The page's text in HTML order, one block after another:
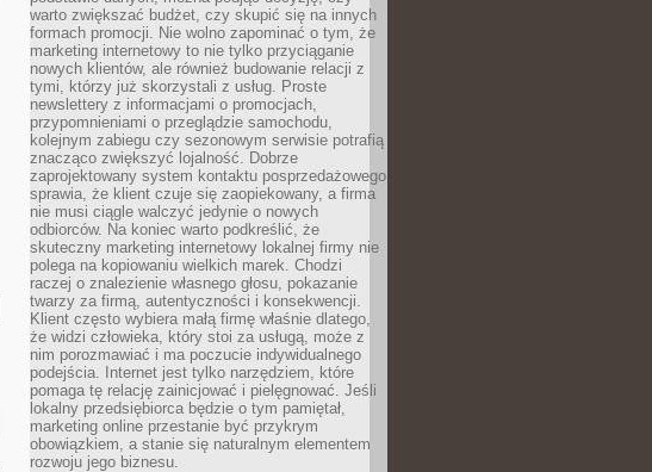
warto zwiększać budżet, czy skupić się na innych
formach promocji. Nie wolno zapominać o tym, że
marketing internetowy to nie tylko przyciąganie
nowych klientów, ale również budowanie relacji z
tymi, którzy już skorzystali z usług. Proste
newslettery z informacjami o promocjach,
przypomnieniami o przeglądzie samochodu,
kolejnym zabiegu czy sezonowym serwisie potrafią
znacząco zwiększyć lojalność. Dobrze
zaprojektowany system kontaktu posprzedażowego
sprawia, że klient czuje się zaopiekowany, a firma
nie musi ciągle walczyć jedynie o nowych
odbiorców. Na koniec warto podkreślić, że
skuteczny marketing internetowy lokalnej firmy nie
polega na kopiowaniu wielkich marek. Chodzi
raczej o znalezienie własnego głosu, pokazanie
twarzy za firmą, autentyczności i konsekwencji.
Klient często wybiera małą firmę właśnie dlatego,
że widzi człowieka, który stoi za usługą, może z
nim porozmawiać i ma poczucie indywidualnego
podejścia. Internet jest tylko narzędziem, które
pomaga tę relację zainicjować i pielęgnować. Jeśli
lokalny przedsiębiorca będzie o tym pamiętał,
marketing online przestanie być przykrym
obowiązkiem, a stanie się naturalnym elementem
rozwoju jego biznesu.